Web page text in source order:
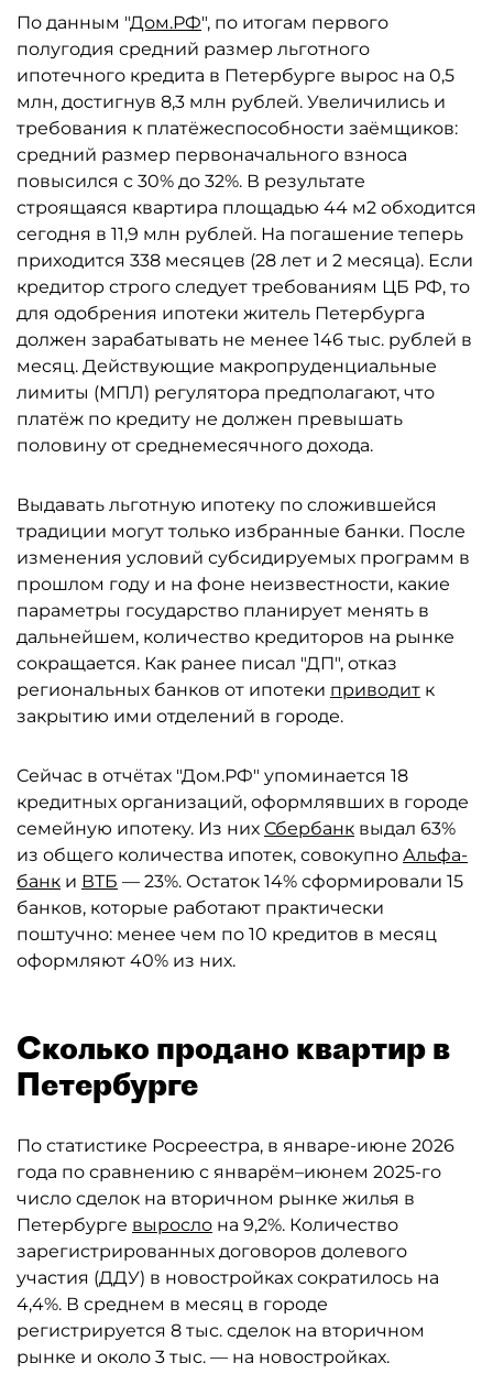
По данным "Дом.РФ", по итогам первого
полугодия средний размер льготного
ипотечного кредита в Петербурге вырос на 0,5
млн, достигнув 8,3 млн рублей. Увеличились и
требования к платёжеспособности заёмщиков:
средний размер первоначального взноса
повысился с 30% до 32%. В результате
строящаяся квартира площадью 44 м2 обходится
сегодня в 11,9 млн рублей. На погашение теперь
приходится 338 месяцев (28 лет и 2 месяца). Если
кредитор строго следует требованиям ЦБ РФ, то
для одобрения ипотеки житель Петербурга
должен зарабатывать не менее 146 тыс. рублей в
месяц. Действующие макропруденциальные
лимиты (МПЛ) регулятора предполагают, что
платёж по кредиту не должен превышать
половину от среднемесячного дохода.
Выдавать льготную ипотеку по сложившейся
традиции могут только избранные банки. После
изменения условий субсидируемых программ в
прошлом году и на фоне неизвестности, какие
параметры государство планирует менять в
дальнейшем, количество кредиторов на рынке
сокращается. Как ранее писал "ДП", отказ
региональных банков от ипотеки приводит к
закрытию ими отделений в городе.
Сейчас в отчётах "Дом.РФ" упоминается 18
кредитных организаций, оформлявших в городе
семейную ипотеку. Из них Сбербанк выдал 63%
из общего количества ипотек, совокупно Альфа-
банк и ВТБ — 23%. Остаток 14% сформировали 15
банков, которые работают практически
поштучно: менее чем по 10 кредитов в месяц
оформляют 40% из них.
Сколько продано квартир в
Петербурге
По статистике Росреестра, в январе-июне 2026
года по сравнению с январём–июнем 2025-го
число сделок на вторичном рынке жилья в
Петербурге выросло на 9,2%. Количество
зарегистрированных договоров долевого
участия (ДДУ) в новостройках сократилось на
4,4%. В среднем в месяц в городе
регистрируется 8 тыс. сделок на вторичном
рынке и около 3 тыс. — на новостройках.